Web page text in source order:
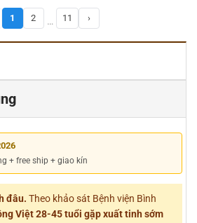
1 2 … 11 ›
+ free ship + giao kín
đâu. Theo khảo sát Bệnh viện Bình
Việt 28-45 tuổi gặp xuất tinh sớm